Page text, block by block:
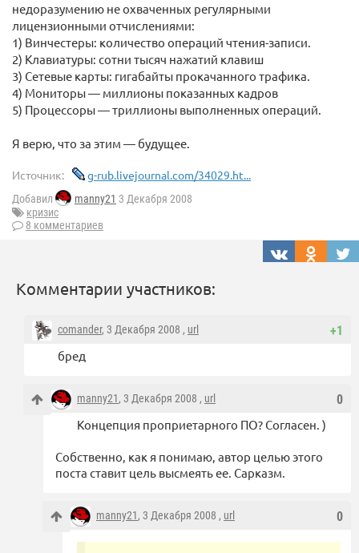
недоразумению не охваченных регулярными
лицензионными отчислениями:
1) Винчестеры: количество операций чтения-записи.
2) Клавиатуры: сотни тысяч нажатий клавиш
3) Сетевые карты: гигабайты прокачанного трафика.
4) Мониторы — миллионы показанных кадров
5) Процессоры — триллионы выполненных операций.
Я верю, что за этим — будущее.
Источник: g-rub.livejournal.com/34029.ht...
Добавил manny21 3 Декабря 2008
кризис
8 комментариев
Комментарии участников:
+1
comander, 3 Декабря 2008 , url
бред
0
manny21, 3 Декабря 2008 , url
Концепция проприетарного ПО? Согласен. )
Собственно, как я понимаю, автор целью этого
поста ставит цель высмеять ее. Сарказм.
0
manny21, 3 Декабря 2008 , url